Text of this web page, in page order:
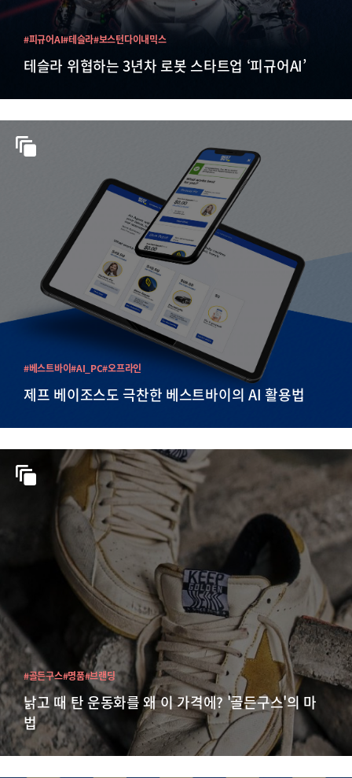
테슬라 위협하는 3년차 로봇 스타트업 ‘피규어AI’
#피규어AI#테슬라#보스턴다이내믹스
제프 베이조스도 극찬한 베스트바이의 AI 활용법
#베스트바이#AI_PC#오프라인
낡고 때 탄 운동화를 왜 이 가격에? '골든구스'의 마
법
#골든구스#명품#브랜딩